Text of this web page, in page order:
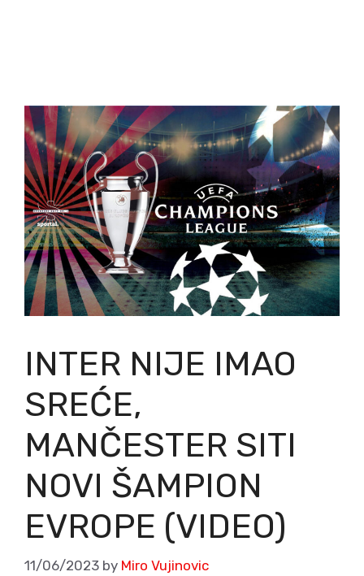
INTER NIJE IMAO
SREĆE,
MANČESTER SITI
NOVI ŠAMPION
EVROPE (VIDEO)
11/06/2023 by Miro Vujinovic